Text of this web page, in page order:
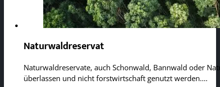
Naturwaldreservat
Naturwaldreservate, auch Schonwald, Bannwald oder
überlassen und nicht forstwirtschaft genutzt werden.…